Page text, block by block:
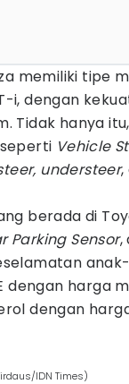
memiliki tipe
i, dengan
Tidak hanya
Vehicle
understeer
berada di
Parking Sensor,
harga
dengan
IDN Times)